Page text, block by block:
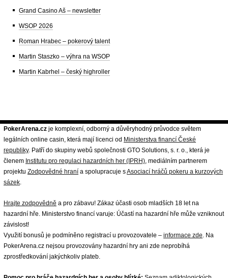
Grand Casino Aš – newsletter
WSOP 2026
Roman Hrabec – pokerový talent
Martin Staszko – výhra na WSOP
Martin Kabrhel – český highroller
PokerArena.cz je komplexní, odborný a důvěryhodný průvodce světem
legálních online casin, která mají licenci od Ministerstva financí České
republiky. Patří do skupiny webů společnosti GTO Solutions, s. r. o., která je
členem Institutu pro regulaci hazardních her (IPRH), mediálním partnerem
projektu Zodpovědné hraní a spolupracuje sAsociací hráčů pokeru a kurzových
sázek.
Hrajte zodpovědně a pro zábavu! Zákaz účasti osob mladších 18 let na
hazardní hře. Ministerstvo financí varuje: Účastí na hazardní hře může vzniknout
závislost!
Využití bonusů je podmíněno registrací u provozovatele – informace zde. Na
PokerArena.cz nejsou provozovány hazardní hry ani zde neprobíhá
zprostředkování jakýchkoliv plateb.